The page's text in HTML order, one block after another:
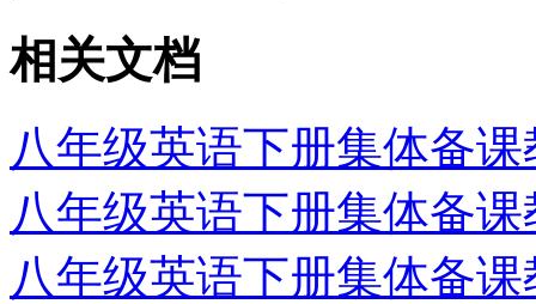
相关文档
八年级英语下册集体备
八年级英语下册集体备
八年级英语下册集体备